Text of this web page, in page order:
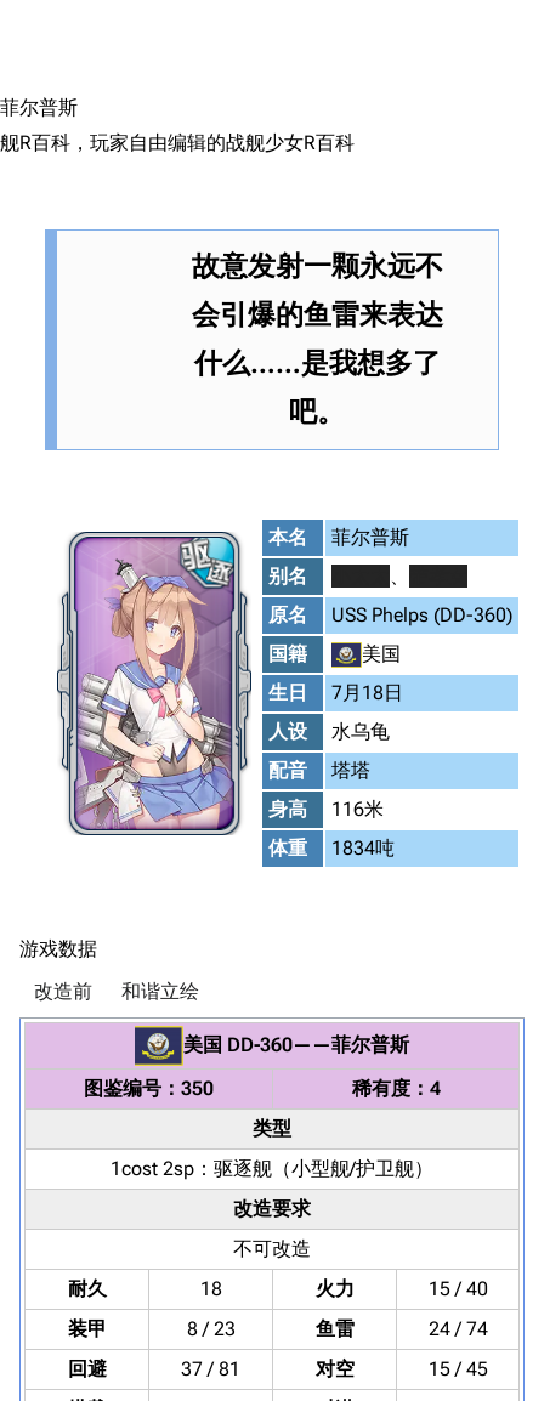
菲尔普斯
舰R百科，玩家自由编辑的战舰少女R百科
故意发射一颗永远不
会引爆的鱼雷来表达
什么……是我想多了
吧。
本名
菲尔普斯
别名
、
原名
USS Phelps (DD-360)
国籍
美国
生日
7月18日
人设
水乌龟
配音
塔塔
身高
116米
体重
1834吨
游戏数据
改造前 和谐立绘
美国 DD-360——菲尔普斯
图鉴编号：350
稀有度：4
类型
1cost 2sp： 驱逐舰 （小型舰/护卫舰）
改造要求
不可改造
耐久
18 火力
15 / 40
装甲
8 / 23 鱼雷
24 / 74
回避
37 / 81 对空
15 / 45